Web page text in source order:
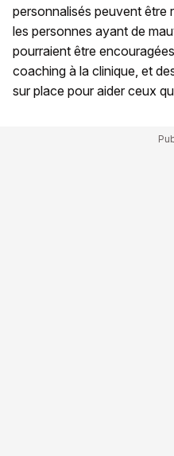
personnalisés peuvent être
les personnes ayant de
pourraient être
coaching à la clinique, et
sur place pour aider ceux